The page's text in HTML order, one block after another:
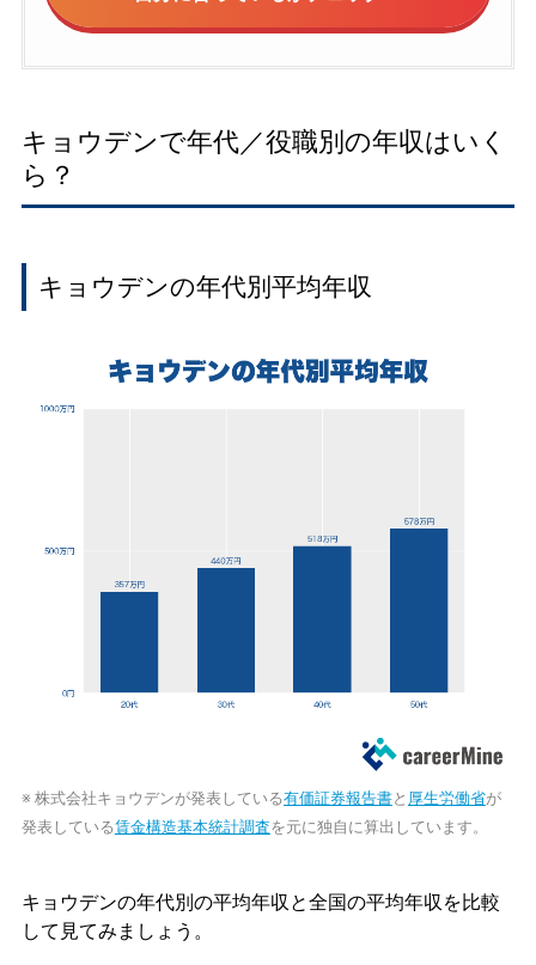
キョウデンで年代／役職別の年収はいく
ら？
キョウデンの年代別平均年収
※ 株式会社キョウデンが発表している有価証券報告書と 厚生労働省が
発表している賃金構造基本統計調査を元に独自に算出しています。
キョウデンの年代別の平均年収と全国の平均年収を比較
して見てみましょう。